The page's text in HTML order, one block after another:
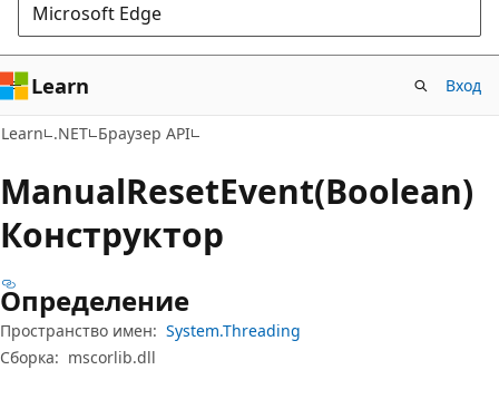
Microsoft Edge
Learn Вход
Learn .NET Браузер API
ManualResetEvent(Boolean)
Конструктор
Определение
Пространство имен: System.Threading
Сборка: mscorlib.dll